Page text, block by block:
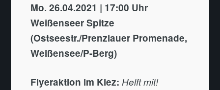
Mo. 26.04.2021 | 17:00 Uhr
Weißenseer Spitze
(Ostseestr./Prenzlauer Promenade,
Weißensee/P-Berg)
Flyeraktion im Kiez: Helft mit!